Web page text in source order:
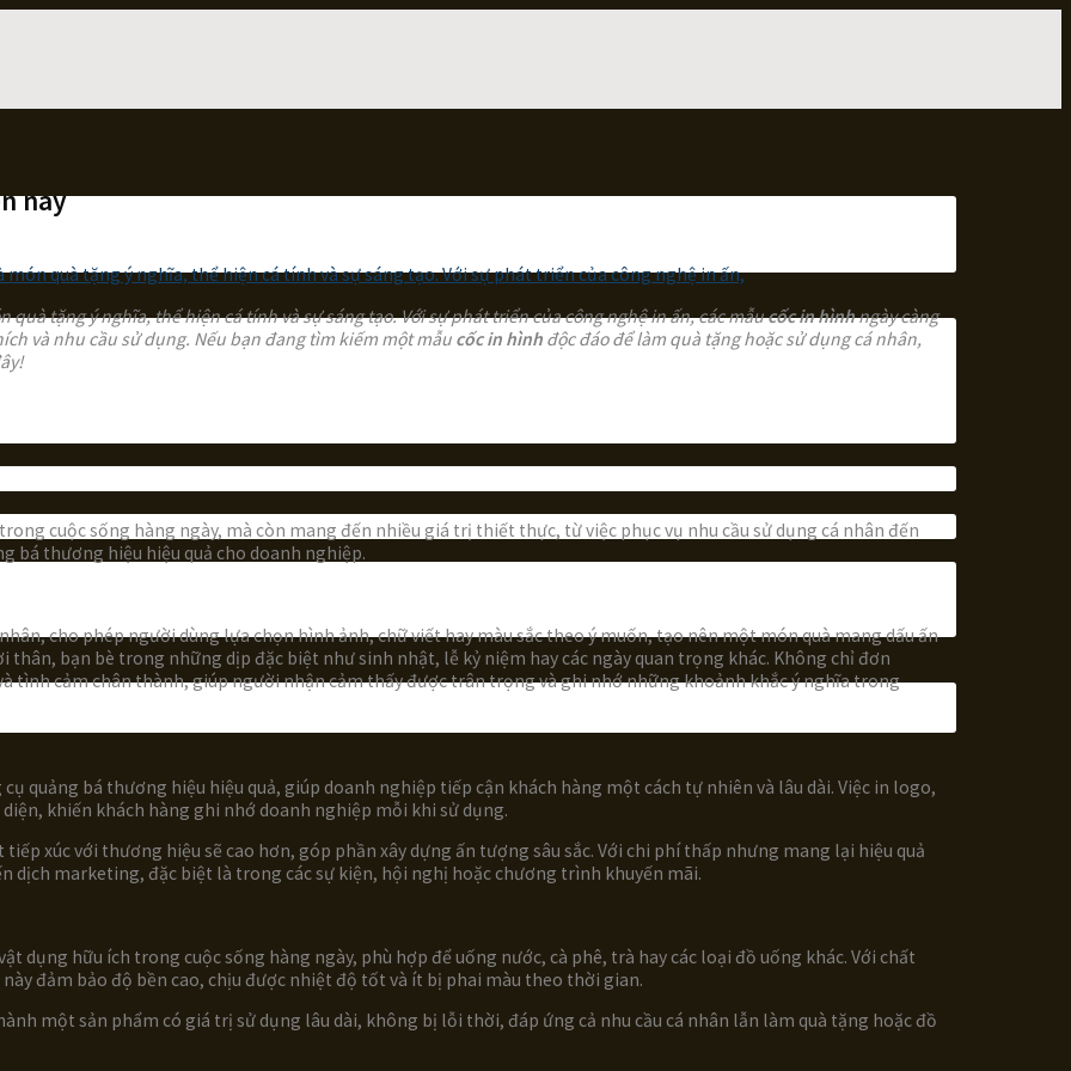
nay
tặng ý nghĩa, thể hiện cá tính và sự sáng tạo. Với sự phát triển của công nghệ in ấn, các mẫucốc in hìnhngày càng
và nhu cầu sử dụng. Nếu bạn đang tìm kiếm một mẫu cốc in hình độc đáo để làm quà tặng hoặc sử dụng cá nhân,
cuộc sống hàng ngày, mà còn mang đến nhiều giá trị thiết thực, từ việc phục vụ nhu cầu sử dụng cá nhân đến
bá thương hiệu hiệu quả cho doanh nghiệp.
cho phép người dùng lựa chọn hình ảnh, chữ viết hay màu sắc theo ý muốn, tạo nên một món quà mang dấu ấn
bạn bè trong những dịp đặc biệt như sinh nhật, lễ kỷ niệm hay các ngày quan trọng khác. Không chỉ đơn
tình cảm chân thành, giúp người nhận cảm thấy được trân trọng và ghi nhớ những khoảnh khắc ý nghĩa trong
quảng bá thương hiệu hiệu quả, giúp doanh nghiệp tiếp cận khách hàng một cách tự nhiên và lâu dài. Việc in logo,
khiến khách hàng ghi nhớ doanh nghiệp mỗi khi sử dụng.
xúc với thương hiệu sẽ cao hơn, góp phần xây dựng ấn tượng sâu sắc. Với chi phí thấp nhưng mang lại hiệu quả
dịch marketing, đặc biệt là trong các sự kiện, hội nghị hoặc chương trình khuyến mãi.
dụng hữu ích trong cuộc sống hàng ngày, phù hợp để uống nước, cà phê, trà hay các loại đồ uống khác. Với chất
đảm bảo độ bền cao, chịu được nhiệt độ tốt và ít bị phai màu theo thời gian.
một sản phẩm có giá trị sử dụng lâu dài, không bị lỗi thời, đáp ứng cả nhu cầu cá nhân lẫn làm quà tặng hoặc đồ